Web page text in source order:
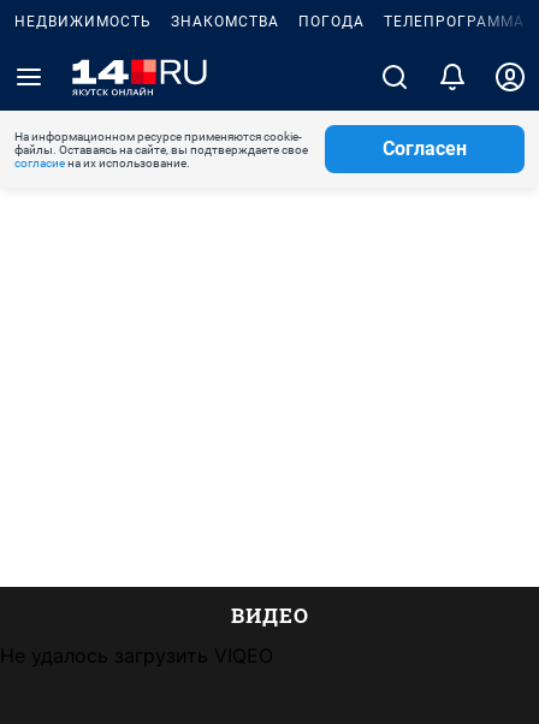
НЕДВИЖИМОСТЬ ЗНАКОМСТВА ПОГОДА ТЕЛЕПРОГРАММА
На информационном ресурсе применяются cookie-
файлы. Оставаясь на сайте, вы подтверждаете свое
согласиена их использование.
Согласен
ВИДЕО
Не удалось загрузить VIQEO